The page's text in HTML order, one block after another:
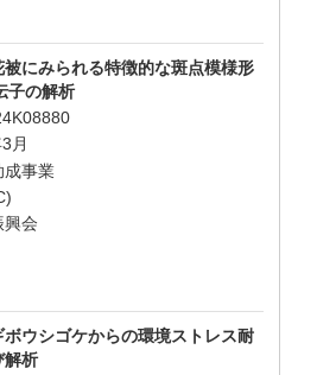
にみられる特徴的な斑点模様形
子の解析
月
成事業
興会
ウシゴケからの環境ストレス耐
解析